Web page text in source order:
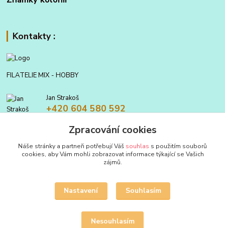
Kontakty :
FILATELIE MIX - HOBBY
Jan Strakoš
+420 604 580 592
filatelie.mix@seznam.cz
Upravit sběr cookies.
Zpracování cookies
Náše stránky a partneři potřebují Váš souhlas s použitím souborů
cookies, aby Vám mohli zobrazovat informace týkající se Vašich
zájmů.
Nastavení Souhlasím
Nesouhlasím